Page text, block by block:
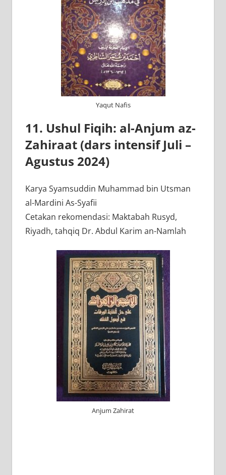
Yaqut Nafis
11. Ushul Fiqih: al-Anjum az-
Zahiraat (dars intensif Juli –
Agustus 2024)
Karya Syamsuddin Muhammad bin Utsman
al-Mardini As-Syafii
Cetakan rekomendasi: Maktabah Rusyd,
Riyadh, tahqiq Dr. Abdul Karim an-Namlah
Anjum Zahirat